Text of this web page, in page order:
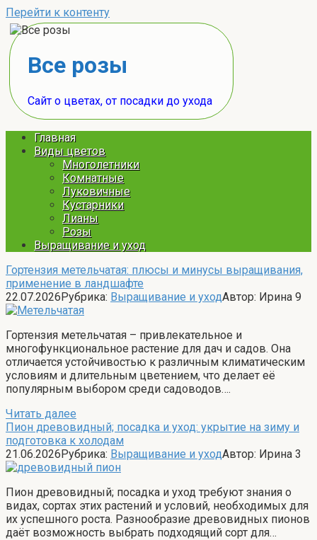
Перейти к контенту
Все розы
Сайт о цветах, от посадки до ухода
Главная
Виды цветов
Многолетники
Комнатные
Луковичные
Кустарники
Лианы
Розы
Выращивание и уход
Гортензия метельчатая: плюсы и минусы выращивания,
применение в ландшафте
22.07.2026Рубрика: Выращивание и уходАвтор: Ирина 9
Гортензия метельчатая – привлекательное и
многофункциональное растение для дач и садов. Она
отличается устойчивостью к различным климатическим
условиям и длительным цветением, что делает её
популярным выбором среди садоводов….
Читать далее
Пион древовидный; посадка и уход: укрытие на зиму и
подготовка к холодам
21.06.2026Рубрика: Выращивание и уходАвтор: Ирина 3
Пион древовидный; посадка и уход требуют знания о
видах, сортах этих растений и условий, необходимых для
их успешного роста. Разнообразие древовидных пионов
даёт возможность выбрать подходящий сорт для…